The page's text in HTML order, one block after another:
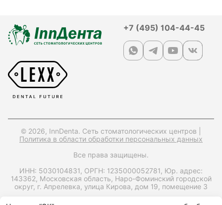
+7 (495) 104-44-45
© 2026, InnDenta. Сеть стоматологических центров |
Политика в области обработки персональных данных
Все права защищены.
ИНН: 5030104831, ОРГН: 1235000052781, Юр. адрес:
143362, Московская область, Наро-Фоминский городской
округ, г. Апрелевка, улица Кирова, дом 19, помещение 3
Запрос справки на налоговый вычет